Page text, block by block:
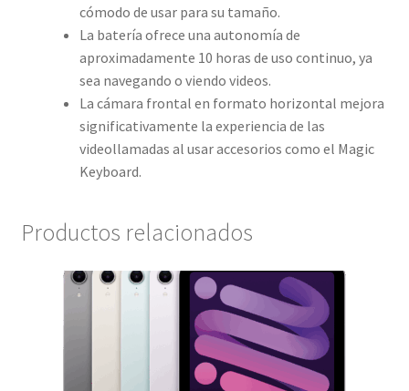
cómodo de usar para su tamaño.
La batería ofrece una autonomía de
aproximadamente 10 horas de uso continuo, ya
sea navegando o viendo videos.
La cámara frontal en formato horizontal mejora
significativamente la experiencia de las
videollamadas al usar accesorios como el Magic
Keyboard.
Productos relacionados